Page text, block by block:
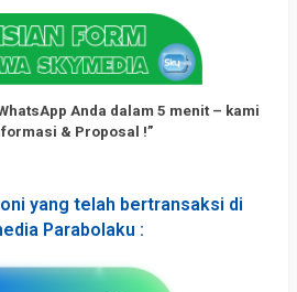
Anda dalam 5 menit – kami
& Proposal !”
yang telah bertransaksi di
Parabolaku :